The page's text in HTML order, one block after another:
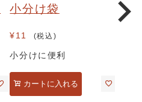
小分け袋
¥11 税込
小分けに便利
カートに入れる